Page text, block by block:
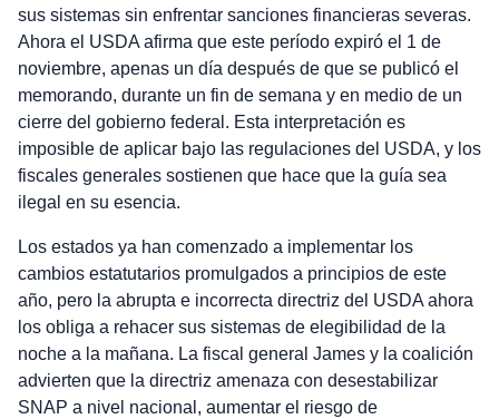
sus sistemas sin enfrentar sanciones financieras severas.
Ahora el USDA afirma que este período expiró el 1 de
noviembre, apenas un día después de que se publicó el
memorando, durante un fin de semana y en medio de un
cierre del gobierno federal. Esta interpretación es
imposible de aplicar bajo las regulaciones del USDA, y los
fiscales generales sostienen que hace que la guía sea
ilegal en su esencia.
Los estados ya han comenzado a implementar los
cambios estatutarios promulgados a principios de este
año, pero la abrupta e incorrecta directriz del USDA ahora
los obliga a rehacer sus sistemas de elegibilidad de la
noche a la mañana. La fiscal general James y la coalición
advierten que la directriz amenaza con desestabilizar
SNAP a nivel nacional, aumentar el riesgo de